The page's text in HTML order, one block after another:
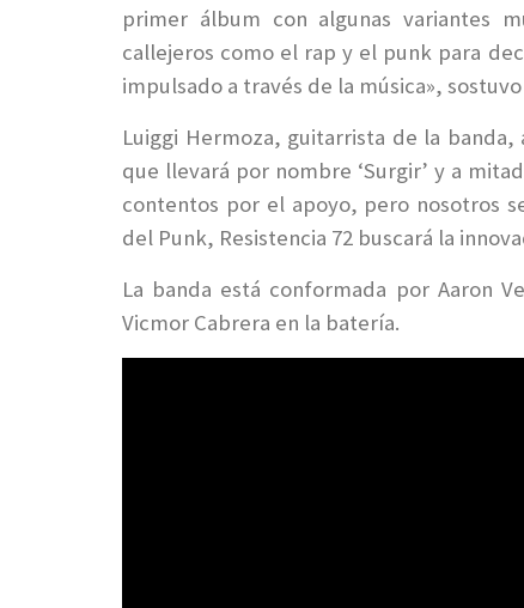
primer álbum con algunas variantes
callejeros como el rap y el punk para
impulsado a través de la música», sostuvo
Luiggi Hermoza, guitarrista de la
que llevará por nombre ‘Surgir’ y a
contentos por el apoyo, pero nosotros
del Punk, Resistencia 72 buscará la
La banda está conformada por Aaron
Vicmor Cabrera en la batería.